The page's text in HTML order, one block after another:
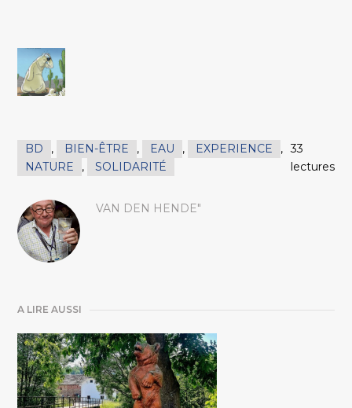
BD , BIEN-ÊTRE , EAU , EXPERIENCE
,
NATURE
, SOLIDARITÉ
33
lectures
VAN DEN HENDE"
A LIRE AUSSI